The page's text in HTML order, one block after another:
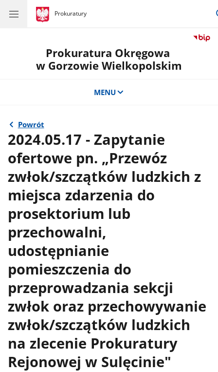
gov.pl
Prokuratury
gov.pl
Prokuratury
Prokuratura Okręgowa
w Gorzowie Wielkopolskim
MENU
Powrót
2024.05.17 - Zapytanie
ofertowe pn. „Przewóz
zwłok/szczątków ludzkich z
miejsca zdarzenia do
prosektorium lub
przechowalni,
udostępnianie
pomieszczenia do
przeprowadzania sekcji
zwłok oraz przechowywanie
zwłok/szczątków ludzkich
na zlecenie Prokuratury
Rejonowej w Sulęcinie"